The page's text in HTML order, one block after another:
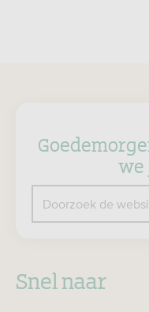
we
Doorzoek de
Snel naar